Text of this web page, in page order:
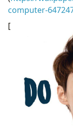
computer-
[